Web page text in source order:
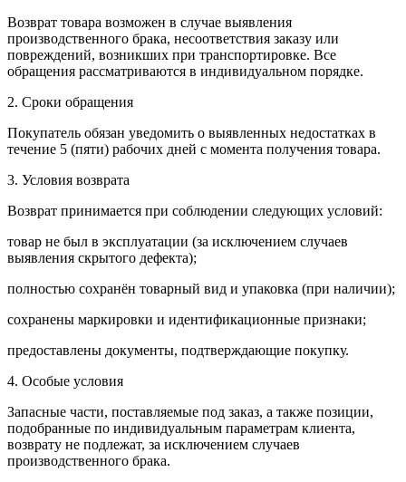
Возврат товара возможен в случае выявления
производственного брака, несоответствия заказу или
повреждений, возникших при транспортировке. Все
обращения рассматриваются в индивидуальном порядке.
2. Сроки обращения
Покупатель обязан уведомить о выявленных недостатках в
течение 5 (пяти) рабочих дней с момента получения товара.
3. Условия возврата
Возврат принимается при соблюдении следующих условий:
товар не был в эксплуатации (за исключением случаев
выявления скрытого дефекта);
полностью сохранён товарный вид и упаковка (при наличии);
сохранены маркировки и идентификационные признаки;
предоставлены документы, подтверждающие покупку.
4. Особые условия
Запасные части, поставляемые под заказ, а также позиции,
подобранные по индивидуальным параметрам клиента,
возврату не подлежат, за исключением случаев
производственного брака.